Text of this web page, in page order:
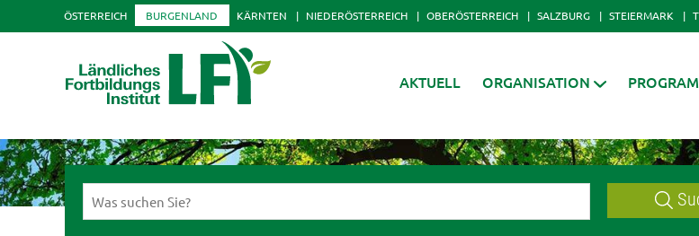
ÖSTERREICH BURGENLAND KÄRNTEN NIEDERÖSTERREICH OBERÖSTERREICH SALZBURG STEIERMARK
AKTUELL ORGANISATION